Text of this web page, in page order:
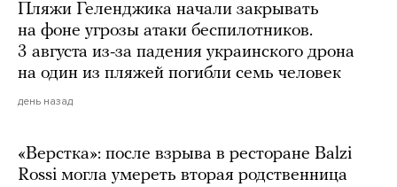
Пляжи Геленджика начали закрывать
на фоне угрозы атаки беспилотников.
3 августа из-за падения украинского дрона
на один из пляжей погибли семь человек
день назад
«Верстка»: после взрыва в ресторане Balzi
Rossi могла умереть вторая родственница